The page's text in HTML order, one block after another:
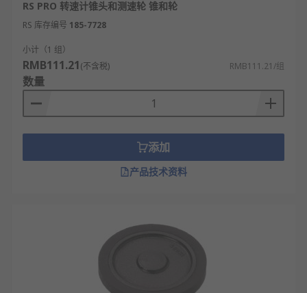
RS PRO 转速计锥头和测速轮 锥和轮
RS 库存编号 185-7728
小计（1 组）
RMB111.21(不含税) RMB111.21/组
数量
添加
产品技术资料